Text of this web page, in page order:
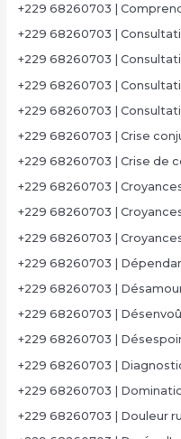
+229 68260703 |
+229 68260703 |
+229 68260703 |
+229 68260703 |
+229 68260703 |
+229 68260703 | Crise
+229 68260703 | Crise de
+229 68260703 |
+229 68260703 |
+229 68260703 |
+229 68260703 |
+229 68260703 |
+229 68260703 |
+229 68260703 |
+229 68260703 |
+229 68260703 |
+229 68260703 | Douleur